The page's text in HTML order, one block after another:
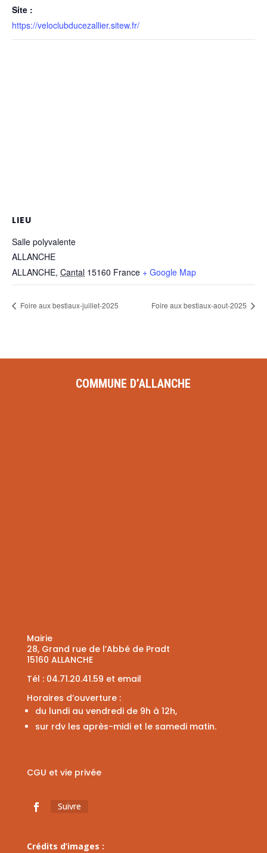
Site :
https://veloclubducezallier.sitew.fr/
LIEU
Salle polyvalente
ALLANCHE
ALLANCHE, Cantal 15160 France + Google Map
Foire aux bestiaux-juillet-2025 Foire aux bestiaux-aout-2025
COMMUNE D’ALLANCHE
Mairie
28, Grand rue de l’Abbé de Pradt
15160 ALLANCHE
Tél : 04.71.20.41.59 et email
Horaires d’ouverture :
du lundi au vendredi de 9h à 12h,
sur rdv les après-midi et le samedi matin.
CGU et vie privée
Suivre
Crédits d’images :